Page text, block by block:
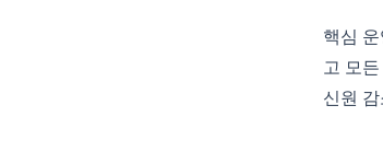
핵심
고 모
신원